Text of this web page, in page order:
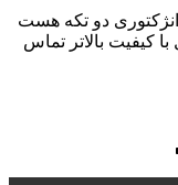
دو تکه هست
کیفیت بالاتر تماس